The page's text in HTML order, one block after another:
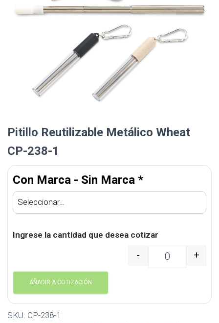
Pitillo Reutilizable Metálico Wheat
CP-238-1
Con Marca - Sin Marca *
Ingrese la cantidad que desea cotizar
Pitillo Reutilizable
- +
AÑADIR A COTIZACIÓN
SKU: CP-238-1